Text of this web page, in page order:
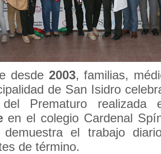
desde 2003, familias,
de San Isidro
Prematuro
en el colegio Cardenal
demuestra el trabajo
de término.